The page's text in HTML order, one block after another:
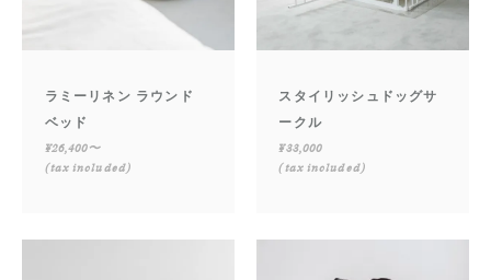
ラミーリネン ラウンド
ベッド
¥26,400〜
(tax included)
スタイリッシュドッグサ
ークル
¥33,000
(tax included)